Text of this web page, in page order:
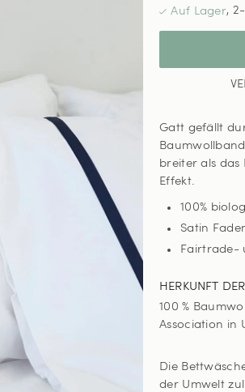
,
Gatt gefällt
breiter als das
Effekt.
100%
Satin
Fairtrade-
HERKUNFT
100 %
Association in
Die
der Umwelt